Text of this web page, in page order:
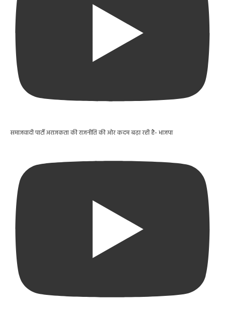
समाजवादी पार्टी अराजकता की राजनीति की ओर कदम बढ़ा रही है- भाजपा